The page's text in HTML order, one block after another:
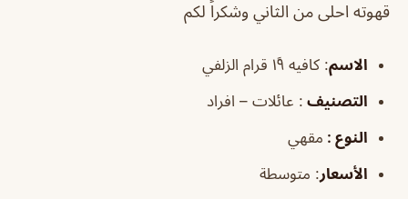
قهوته احلى من الثاني وشكراً لكم
الاسم: كافيه ١٩ً قرام الزلفي
التصنيف : عائلات – افراد
النوع : مقهي
الأسعار: متوسطة